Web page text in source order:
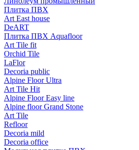
Плитка ПВХ
Art East house
DeART
Плитка ПВХ Aquafloor
Art Tile fit
Orchid Tile
LaFlor
Decoria public
Alpine Floor Ultra
Art Tile Hit
Alpine Floor Easy line
Alpine floor Grand Stone
Art Tile
Refloor
Decoria mild
Decoria office